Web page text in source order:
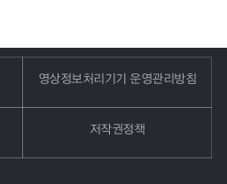
영상정보처리기기 운영관리방침
저작권정책